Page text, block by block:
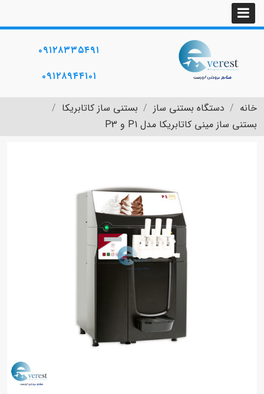
۰۹۱۲۸۳۳۵۴۹۱
۰۹۱۲۸۹۴۴۱۰۱
خانه دستگاه بستنی ساز
بستنی ساز کاتابریکا
بستنی ساز مینی کاتابریکا مدل P1 و P3